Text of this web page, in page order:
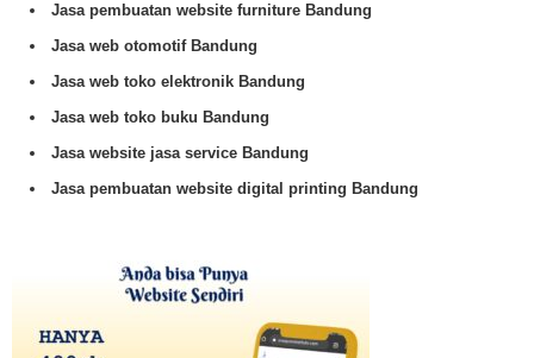
Jasa pembuatan website furniture Bandung
Jasa web otomotif Bandung
Jasa web toko elektronik Bandung
Jasa web toko buku Bandung
Jasa website jasa service Bandung
Jasa pembuatan website digital printing Bandung